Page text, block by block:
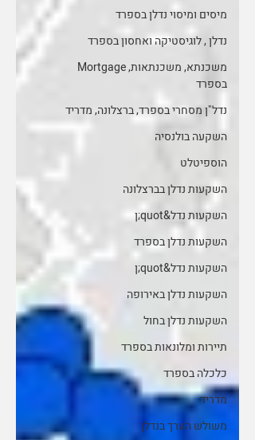
מיסים ומיסוי נדלן בספרד
נדלן , לוגיסטיקה ואחסון בספרד
משכנתא, משכנתאות, Mortgage
בספרד
נדל"ן מסחרי בספרד, ברצלונה, מדריד
השקעה בולנסיה
הוספיטלט
השקעות נדלן בברצלונה
השקעות נדל&quot;ן
השקעות נדלן בספרד
השקעות נדל&quot;ן
השקעות נדלן באירופה
השקעות נדלן בחול
תיירות ומלונאות בספרד
כלכלה בספרד
מדריד
משולש הערך בנדלן